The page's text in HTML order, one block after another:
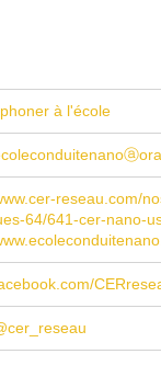
à l'école
reseau.com/
64/641-cer-nano-